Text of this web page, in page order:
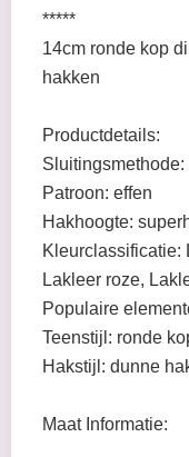
*****
14cm ronde kop
hakken
Productdetails:
Sluitingsmethode:
Patroon: effen
Hakhoogte:
Kleurclassificatie:
Lakleer roze,
Populaire
Teenstijl: ronde
Hakstijl: dunne
Maat Informatie: